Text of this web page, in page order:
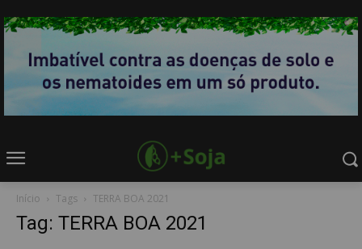
Início Tags TERRA BOA 2021
Tag: TERRA BOA 2021